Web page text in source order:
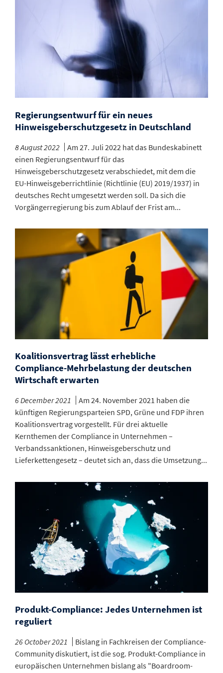
Regierungsentwurf für ein neues
Hinweisgeberschutzgesetz in Deutschland
8 August 2022
Am 27. Juli 2022 hat das Bundeskabinett
einen Regierungsentwurf für das
Hinweisgeberschutzgesetz verabschiedet, mit dem die
EU-Hinweisgeberrichtlinie (Richtlinie (EU) 2019/1937) in
deutsches Recht umgesetzt werden soll. Da sich die
Vorgängerregierung bis zum Ablauf der Frist am...
Koalitionsvertrag lässt erhebliche
Compliance-Mehrbelastung der deutschen
Wirtschaft erwarten
6 December 2021
Am 24. November 2021 haben die
künftigen Regierungsparteien SPD, Grüne und FDP ihren
Koalitionsvertrag vorgestellt. Für drei aktuelle
Kernthemen der Compliance in Unternehmen –
Verbandssanktionen, Hinweisgeberschutz und
Lieferkettengesetz – deutet sich an, dass die Umsetzung...
Produkt-Compliance: Jedes Unternehmen ist
reguliert
26 October 2021
Bislang in Fachkreisen der Compliance-
Community diskutiert, ist die sog. Produkt-Compliance in
europäischen Unternehmen bislang als "Boardroom-